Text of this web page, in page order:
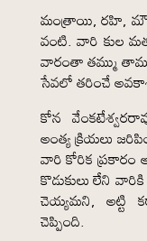
మంత్రాయి, రహి,
వంటి. వారి కుల
వారంతా తమ్ము
సేవలో తరించే
కోన
అంత్య క్రియలు
వారి కోరిక ప్రకారం
కొడుకులు లేని
చెయ్యమని, అట్టి
చెప్పింది.